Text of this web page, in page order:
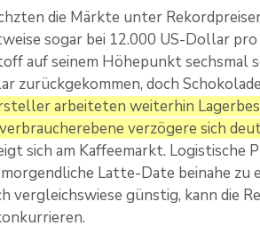
die Märkte unter
sogar bei 12.000 US-Dollar
auf seinem Höhepunkt sechsmal
zurückgekommen, doch
arbeiteten weiterhin
verzögere sich
sich am Kaffeemarkt.
Latte-Date beinahe zu
vergleichswiese günstig, kann die